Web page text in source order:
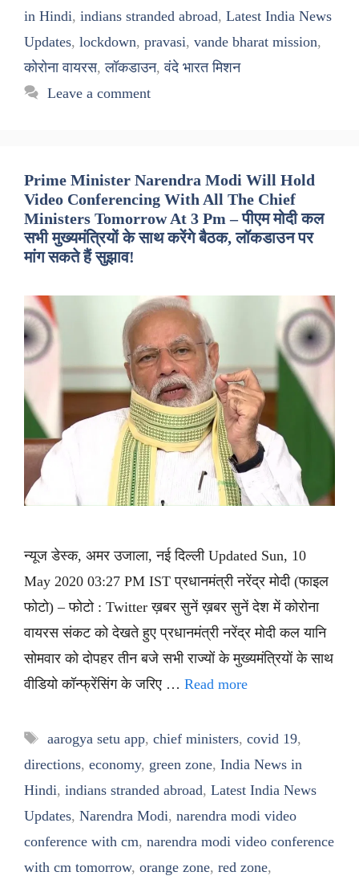
in Hindi, indians stranded abroad, Latest India News
Updates, lockdown, pravasi, vande bharat mission,
कोरोना वायरस,लॉकडाउन,वंदे भारत मिशन
Leave a comment
Prime Minister Narendra Modi Will Hold
Video Conferencing With All The Chief
Ministers Tomorrow At 3 Pm – पीएम मोदी कल
सभी मुख्यमंत्रियों के साथ करेंगे बैठक, लॉकडाउन पर
मांग सकते हैं सुझाव!
न्यूज डेस्क, अमर उजाला, नई दिल्ली Updated Sun, 10
May 2020 03:27 PM IST प्रधानमंत्री नरेंद्र मोदी (फाइल
फोटो) – फोटो : Twitter ख़बर सुनें ख़बर सुनें देश में कोरोना
वायरस संकट को देखते हुए प्रधानमंत्री नरेंद्र मोदी कल यानि
सोमवार को दोपहर तीन बजे सभी राज्यों के मुख्यमंत्रियों के साथ
वीडियो कॉन्फ्रेंसिंग के जरिए … Read more
Tags
aarogya setu app, chief ministers, covid 19,
directions, economy, green zone, India News in
Hindi, indians stranded abroad, Latest India News
Updates, Narendra Modi, narendra modi video
conference with cm, narendra modi video conference
with cm tomorrow, orange zone, red zone,